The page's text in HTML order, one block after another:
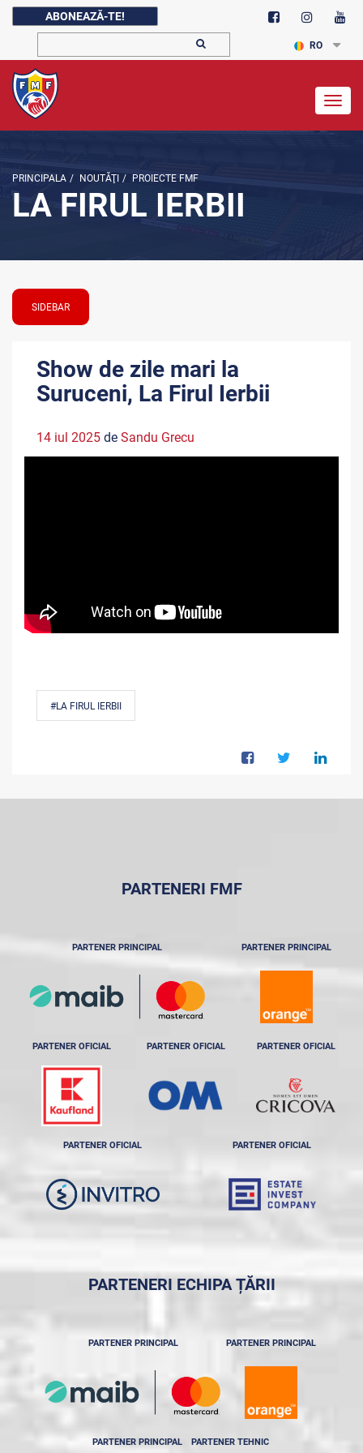
ABONEAZĂ-TE!
RO
PRINCIPALA / NOUTĂŢI / PROIECTE FMF
LA FIRUL IERBII
SIDEBAR
Show de zile mari la
Suruceni, La Firul Ierbii
14 iul 2025 de Sandu Grecu
#LA FIRUL IERBII
PARTENERI FMF
PARTENER PRINCIPAL PARTENER PRINCIPAL
PARTENER OFICIAL PARTENER OFICIAL PARTENER OFICIAL
PARTENER OFICIAL PARTENER OFICIAL
PARTENERI ECHIPA ȚĂRII
PARTENER PRINCIPAL PARTENER PRINCIPAL
PARTENER PRINCIPAL PARTENER TEHNIC